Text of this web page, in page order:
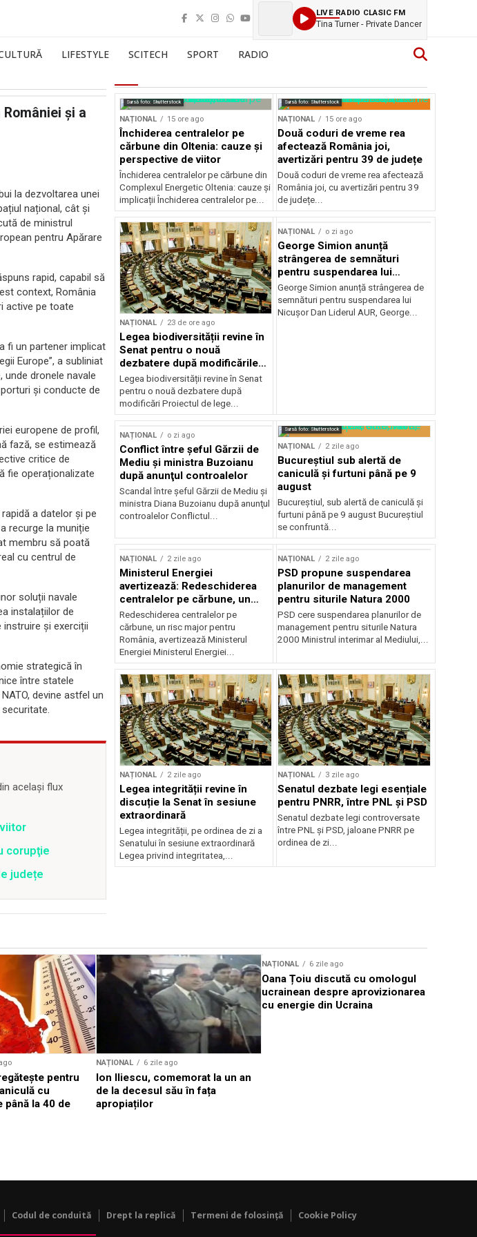
LIVE RADIO CLASIC FM
Tina Turner - Private Dancer
LIFESTYLE SCITECH SPORT RADIO
şi a
la dezvoltarea unei
național, cât și
de ministrul
pentru Apărare
rapid, capabil să
context, România
active pe toate
fi un partener implicat
Europe”, a subliniat
dronele navale
și conducte de
europene de profil,
fază, se estimează
critice de
fie operaționalizate
a datelor și pe
recurge la muniție
membru să poată
cu centrul de
soluții navale
instalațiilor de
și exerciții
strategică în
între statele
devine astfel un
același flux
corupţie
județe
Sursă foto: Shutterstock
NAȚIONAL 15 ore ago
Închiderea centralelor pe
cărbune din Oltenia: cauze și
perspective de viitor
Închiderea centralelor pe cărbune din
Complexul Energetic Oltenia: cauze și
implicații Închiderea centralelor pe...
Sursă foto: Shutterstock
NAȚIONAL 15 ore ago
Două coduri de vreme rea
afectează România joi,
avertizări pentru 39 de județe
Două coduri de vreme rea afectează
România joi, cu avertizări pentru 39
de județe...
NAȚIONAL 23 de ore ago
Legea biodiversității revine în
Senat pentru o nouă
dezbatere după modificările
deputaților
Legea biodiversității revine în Senat
pentru o nouă dezbatere după
modificări Proiectul de lege...
NAȚIONAL o zi ago
George Simion anunță
strângerea de semnături
pentru suspendarea lui
Nicușor Dan
George Simion anunță strângerea de
semnături pentru suspendarea lui
Nicușor Dan Liderul AUR, George...
NAȚIONAL o zi ago
Conflict între şeful Gărzii de
Mediu şi ministra Buzoianu
după anunţul controalelor
Scandal între şeful Gărzii de Mediu şi
ministra Diana Buzoianu după anunţul
controalelor Conflictul...
Sursă foto: Shutterstock
NAȚIONAL 2 zile ago
Bucureștiul sub alertă de
caniculă și furtuni până pe 9
august
Bucureștiul, sub alertă de caniculă și
furtuni până pe 9 august Bucureștiul
se confruntă...
NAȚIONAL 2 zile ago
Ministerul Energiei
avertizează: Redeschiderea
centralelor pe cărbune, un
risc major pentru România
Redeschiderea centralelor pe
cărbune, un risc major pentru
România, avertizează Ministerul
Energiei Ministerul Energiei...
NAȚIONAL 2 zile ago
PSD propune suspendarea
planurilor de management
pentru siturile Natura 2000
PSD cere suspendarea planurilor de
management pentru siturile Natura
2000 Ministrul interimar al Mediului,...
NAȚIONAL 2 zile ago
Legea integrității revine în
discuție la Senat în sesiune
extraordinară
Legea integrității, pe ordinea de zi a
Senatului în sesiune extraordinară
Legea privind integritatea,...
NAȚIONAL 3 zile ago
Senatul dezbate legi esențiale
pentru PNRR, între PNL și PSD
Senatul dezbate legi controversate
între PNL și PSD, jaloane PNRR pe
ordinea de zi...
pentru
cu
până la 40 de
NAȚIONAL 6 zile ago
Ion Iliescu, comemorat la un an
de la decesul său în fața
apropiaților
NAȚIONAL 6 zile ago
Oana Țoiu discută cu omologul
ucrainean despre aprovizionarea
cu energie din Ucraina
Codul de conduită Drept la replică Termeni de folosință Cookie Policy